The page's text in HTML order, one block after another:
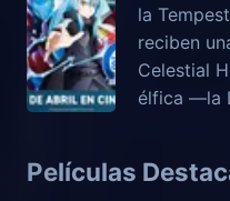
la
reciben
Celestial
élfica —la
Películas